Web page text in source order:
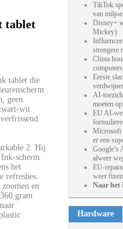
tablet
tablet die
geen
wit
2. Hij
scherm
het
refreshes.
en
gram
TikTok
van
Disney+
Mickey)
strengere
China
Eerste
AI-
moeten
EU AI-
Microsoft
er een
Google’s
alweer
EU-
weer fixen
Naar het
Hardware